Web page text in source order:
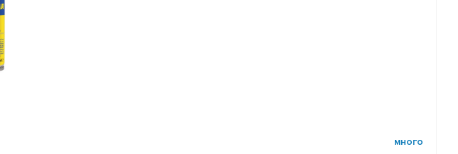
много